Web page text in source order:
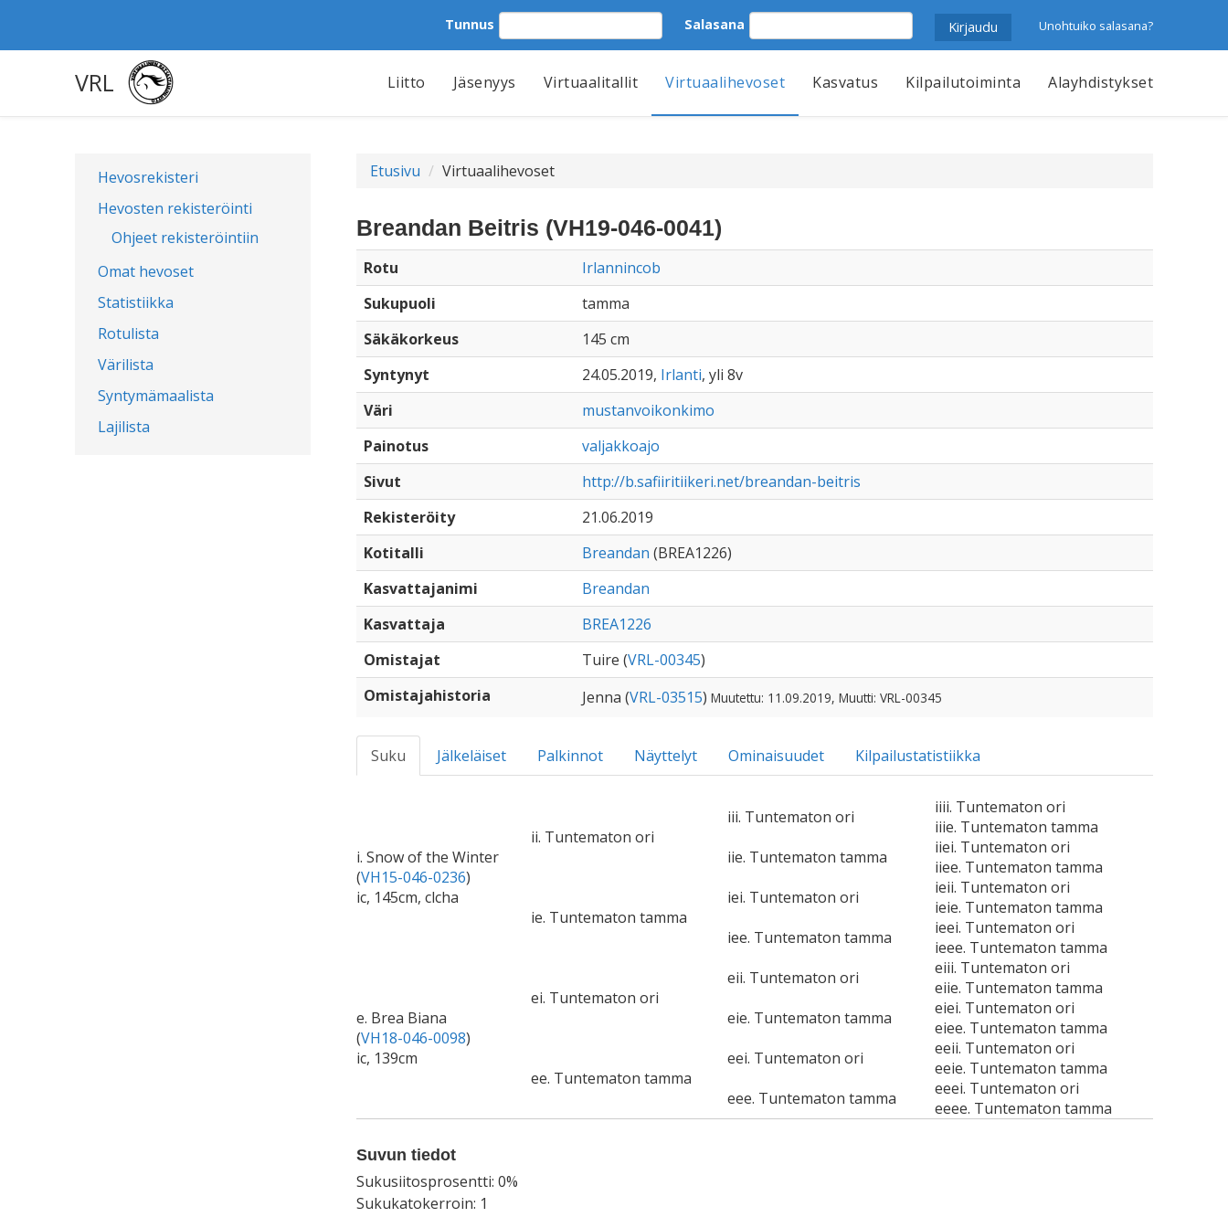
Tunnus Salasana Unohtuiko salasana?
VRL Liitto Jäsenyys Virtuaalitallit Virtuaalihevoset Kasvatus Kilpailutoiminta Alayhdistykset
Hevosrekisteri
Hevosten rekisteröinti
Ohjeet rekisteröintiin
Omat hevoset
Statistiikka
Rotulista
Värilista
Syntymämaalista
Lajilista
Etusivu Virtuaalihevoset
Breandan Beitris (VH19-046-0041)
Rotu
Irlannincob
Sukupuoli
tamma
Säkäkorkeus
145 cm
Syntynyt
24.05.2019, Irlanti, yli 8v
Väri
mustanvoikonkimo
Painotus
valjakkoajo
Sivut
http://b.safiiritiikeri.net/breandan-beitris
Rekisteröity
21.06.2019
Kotitalli
Breandan (BREA1226)
Kasvattajanimi
Breandan
Kasvattaja
BREA1226
Omistajat
Tuire (VRL-00345)
Omistajahistoria
Jenna (VRL-03515) Muutettu: 11.09.2019, Muutti: VRL-00345
Suku Jälkeläiset Palkinnot Näyttelyt Ominaisuudet Kilpailustatistiikka
i. Snow of the Winter
(VH15-046-0236)
ic, 145cm, clcha
ii. Tuntematon ori
iii. Tuntematon ori
iiii. Tuntematon ori
iiie. Tuntematon tamma
iie. Tuntematon tamma
iiei. Tuntematon ori
iiee. Tuntematon tamma
ie. Tuntematon tamma
iei. Tuntematon ori
ieii. Tuntematon ori
ieie. Tuntematon tamma
iee. Tuntematon tamma
ieei. Tuntematon ori
ieee. Tuntematon tamma
e. Brea Biana
(VH18-046-0098)
ic, 139cm
ei. Tuntematon ori
eii. Tuntematon ori
eiii. Tuntematon ori
eiie. Tuntematon tamma
eie. Tuntematon tamma
eiei. Tuntematon ori
eiee. Tuntematon tamma
ee. Tuntematon tamma
eei. Tuntematon ori
eeii. Tuntematon ori
eeie. Tuntematon tamma
eee. Tuntematon tamma
eeei. Tuntematon ori
eeee. Tuntematon tamma
Suvun tiedot
Sukusiitosprosentti: 0%
Sukukatokerroin: 1